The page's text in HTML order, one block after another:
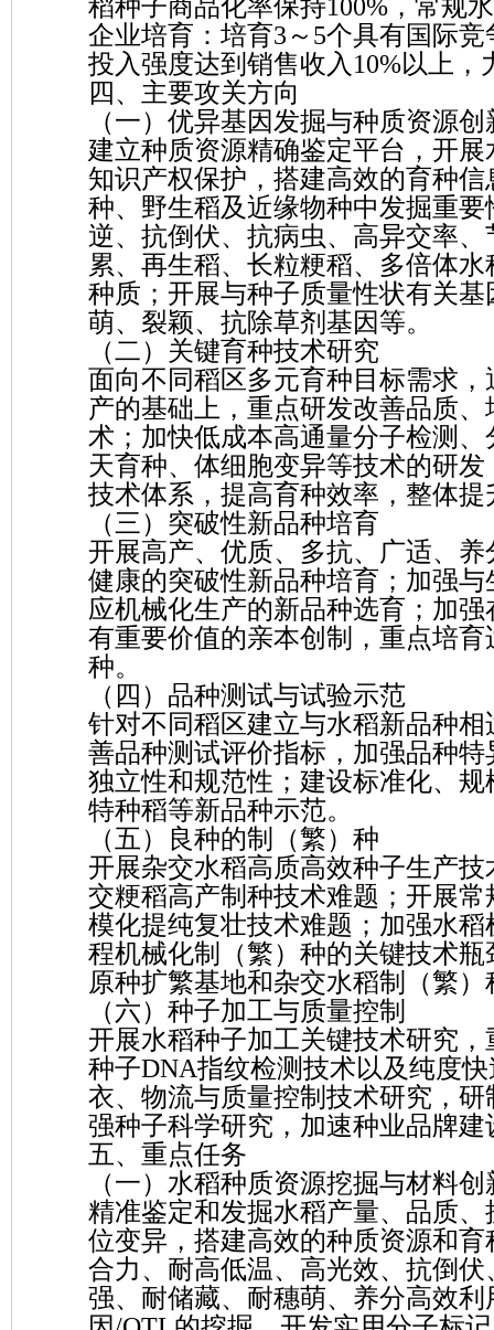
稻种子商品化率保持100%，常规
企业培育：培育3～5个具有国际
投入强度达到销售收入10%以上
四、主要攻关方向
（一）优异基因发掘与种质资源创
建立种质资源精确鉴定平台，开
知识产权保护，搭建高效的育种
种、野生稻及近缘物种中发掘重
逆、抗倒伏、抗病虫、高异交率
累、再生稻、长粒粳稻、多倍体
种质；开展与种子质量性状有关
萌、裂颖、抗除草剂基因等。
（二）关键育种技术研究
面向不同稻区多元育种目标需求
产的基础上，重点研发改善品质
术；加快低成本高通量分子检测
天育种、体细胞变异等技术的研
技术体系，提高育种效率，整体
（三）突破性新品种培育
开展高产、优质、多抗、广适、
健康的突破性新品种培育；加强
应机械化生产的新品种选育；加
有重要价值的亲本创制，重点培
种。
（四）品种测试与试验示范
针对不同稻区建立与水稻新品种
善品种测试评价指标，加强品种
独立性和规范性；建设标准化、
特种稻等新品种示范。
（五）良种的制（繁）种
开展杂交水稻高质高效种子生产
交粳稻高产制种技术难题；开展
模化提纯复壮技术难题；加强水
程机械化制（繁）种的关键技术
原种扩繁基地和杂交水稻制（繁）
（六）种子加工与质量控制
开展水稻种子加工关键技术研究
种子DNA指纹检测技术以及纯度
衣、物流与质量控制技术研究，
强种子科学研究，加速种业品牌建
五、重点任务
（一）水稻种质资源挖掘与材料创
精准鉴定和发掘水稻产量、品质
位变异，搭建高效的种质资源和
合力、耐高低温、高光效、抗倒
强、耐储藏、耐穗萌、养分高效